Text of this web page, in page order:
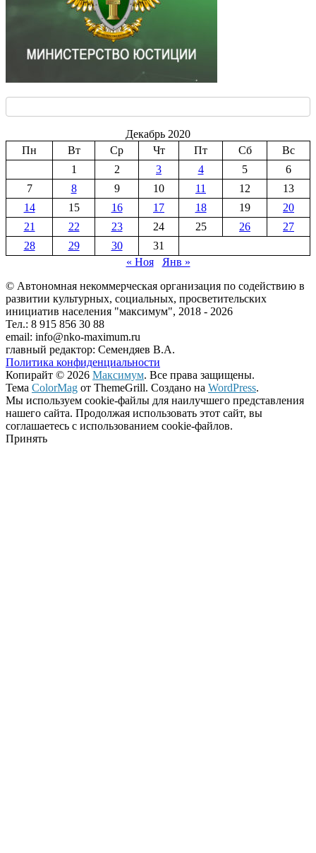
Декабрь 2020
Пн
Вт Ср Чт Пт Сб
Вс
1
2 3 4 5
6
7
8 9 10 11 12
13
14
15 16 17 18 19
20
21
22 23 24 25 26
27
28
29 30
31
« Ноя
Янв »
© Автономная некоммерческая организация по содействию в
развитии культурных, социальных, просветительских
инициатив населения "максимум", 2018 - 2026
Тел.: 8 915 856 30 88
email: info@nko-maximum.ru
главный редактор: Семендяев В.А.
Политика конфиденциальности
Копирайт © 2026 Максимум. Все права защищены.
Тема ColorMag от ThemeGrill. Создано на WordPress.
Мы используем cookie-файлы для наилучшего представления
нашего сайта. Продолжая использовать этот сайт, вы
соглашаетесь с использованием cookie-файлов.
Принять